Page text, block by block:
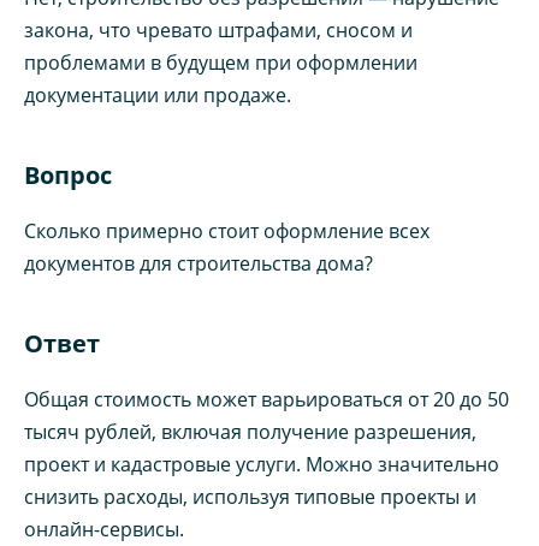
закона, что чревато штрафами, сносом и
проблемами в будущем при оформлении
документации или продаже.
Вопрос
Сколько примерно стоит оформление всех
документов для строительства дома?
Ответ
Общая стоимость может варьироваться от 20 до 50
тысяч рублей, включая получение разрешения,
проект и кадастровые услуги. Можно значительно
снизить расходы, используя типовые проекты и
онлайн-сервисы.